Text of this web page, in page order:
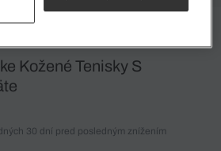
Kožené Tenisky S
30 dní pred posledným znížením